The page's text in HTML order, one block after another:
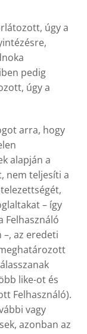
úgy a
pedig
úgy a
arra, hogy
alapján a
nem teljesíti a
– így
Felhasználó
–, az eredeti
like-ot és
Felhasználó).
vagy
azonban az